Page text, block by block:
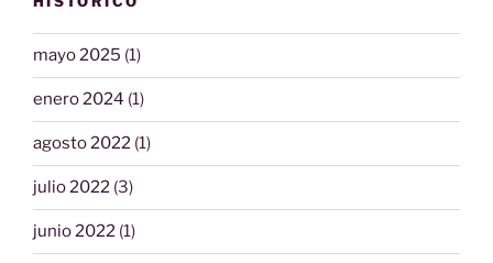
mayo 2025 (1)
enero 2024 (1)
agosto 2022 (1)
julio 2022 (3)
junio 2022 (1)